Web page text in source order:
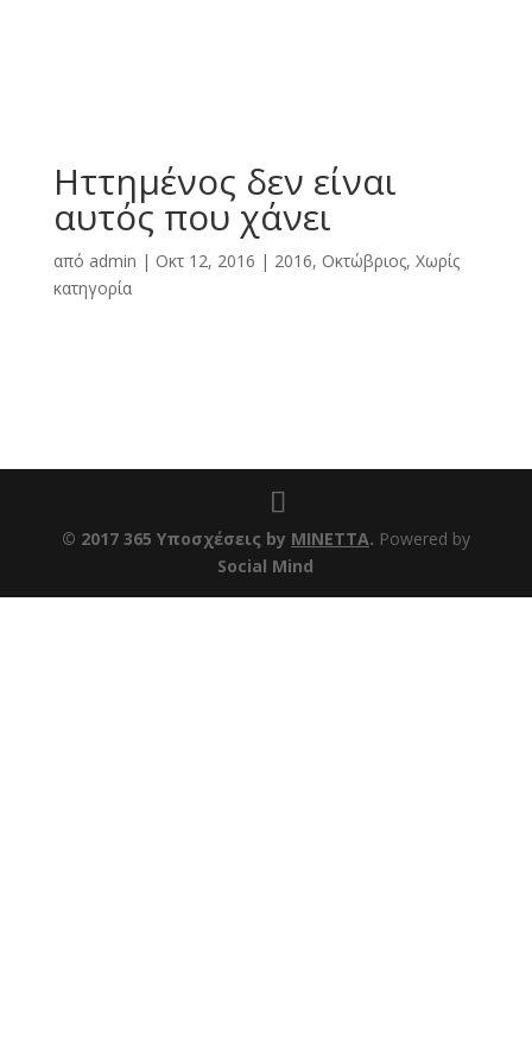
Ηττημένος δεν είναι
αυτός που χάνει
από admin | Οκτ 12, 2016 | 2016, Οκτώβριος, Χωρίς
κατηγορία
© 2017 365 Υποσχέσεις by ΜΙΝΕΤΤΑ. Powered by
Social Mind